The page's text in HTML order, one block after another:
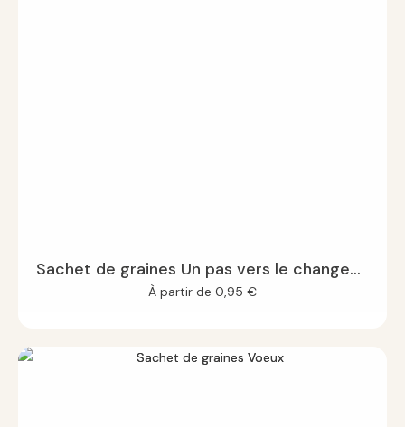
Sachet de graines Un pas vers le changement
À partir de 0,95 €